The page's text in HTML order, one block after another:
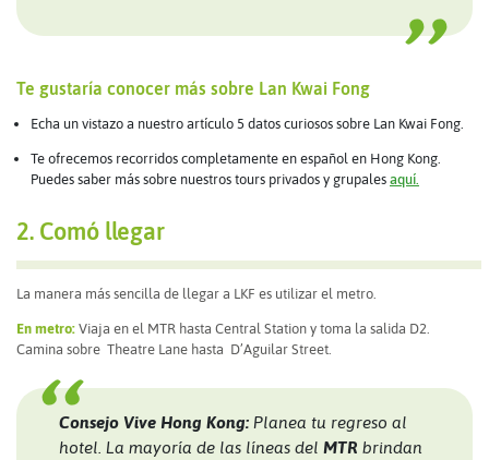
Te gustaría conocer más sobre Lan Kwai Fong
Echa un vistazo a nuestro artículo 5 datos curiosos sobre Lan Kwai Fong.
Te ofrecemos recorridos completamente en español en Hong Kong.
Puedes saber más sobre nuestros tours privados y grupales aquí.
2. Comó llegar
La manera más sencilla de llegar a LKF es utilizar el metro.
En metro: Viaja en el MTR hasta Central Station y toma la salida D2.
Camina sobre Theatre Lane hasta D’Aguilar Street.
Consejo Vive Hong Kong: Planea tu regreso al
hotel. La mayoría de las líneas del MTR brindan